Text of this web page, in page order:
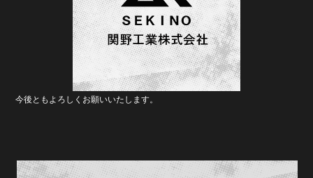
今後ともよろしくお願いいたします。